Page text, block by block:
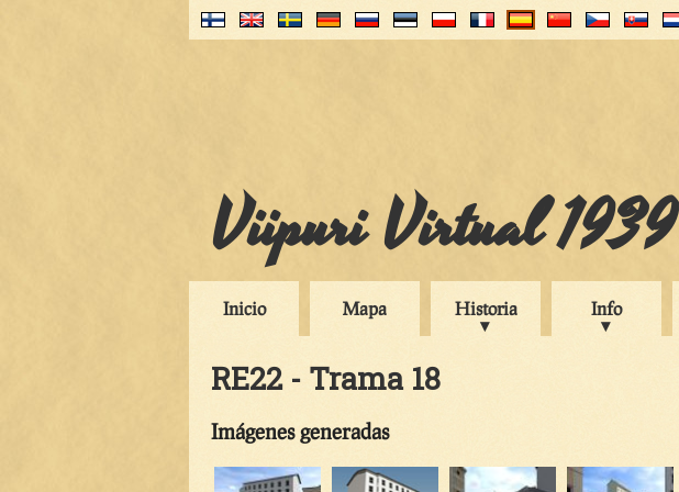
Viipuri Virtual 1939
Inicio Mapa Historia Info
RE22 - Trama 18
Imágenes generadas